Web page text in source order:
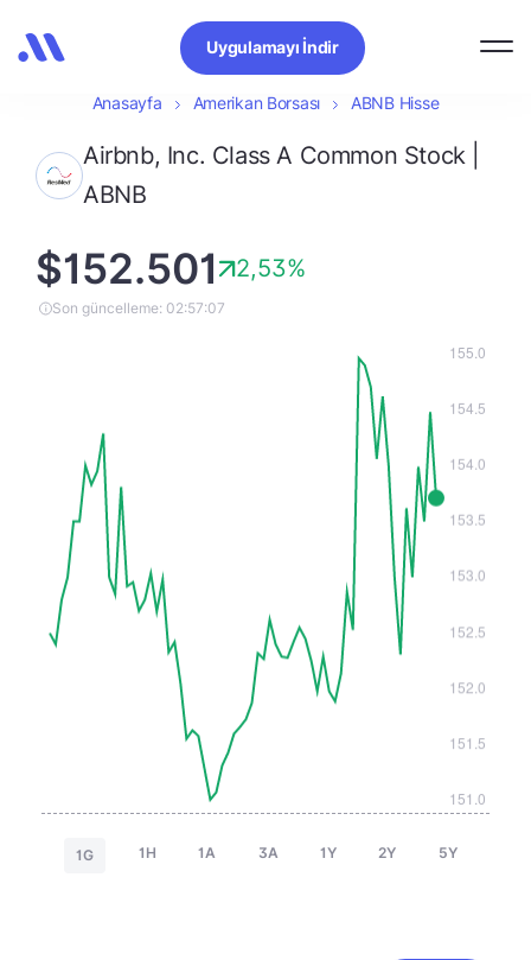
Uygulamayı İndir
Anasayfa Amerikan Borsası ABNB Hisse
Airbnb, Inc. Class A Common Stock |
ABNB
$152.501 2,53%
Son güncelleme: 02:57:07
1G 1H 1A 3A 1Y 2Y 5Y